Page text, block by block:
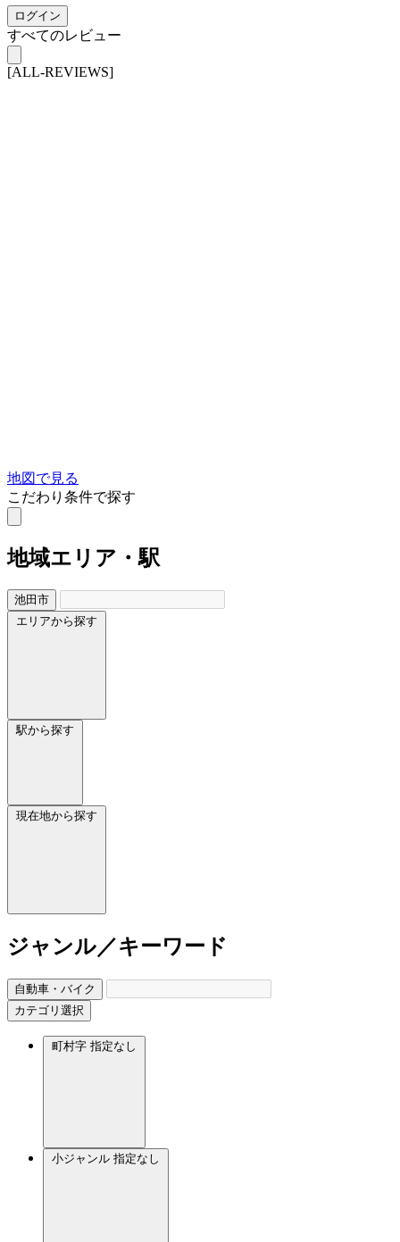
ログイン
すべてのレビュー
[ALL-REVIEWS]
地図で見る
こだわり条件で探す
地域エリア・駅
池田市
エリアから探す
駅から探す
現在地から探す
ジャンル／キーワード
自動車・バイク
カテゴリ選択
町村字 指定なし
小ジャンル 指定なし